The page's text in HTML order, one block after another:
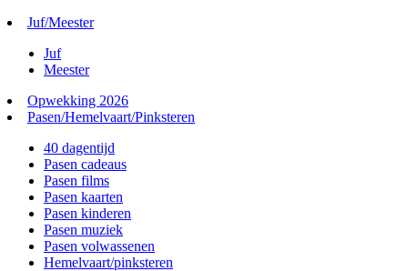
Juf/Meester
Juf
Meester
Opwekking 2026
Pasen/Hemelvaart/Pinksteren
40 dagentijd
Pasen cadeaus
Pasen films
Pasen kaarten
Pasen kinderen
Pasen muziek
Pasen volwassenen
Hemelvaart/pinksteren